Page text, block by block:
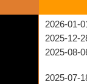
2026-01-
2025-12-
2025-08-
2025-07-